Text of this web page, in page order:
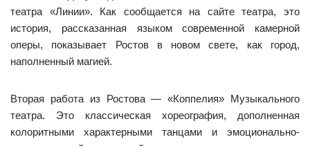
театра «Линии». Как сообщается на сайте театра, это
история, рассказанная языком современной камерной
оперы, показывает Ростов в новом свете, как город,
наполненный магией.
Вторая работа из Ростова — «Коппелия» Музыкального
театра. Это классическая хореография, дополненная
колоритными характерными танцами и эмоционально-